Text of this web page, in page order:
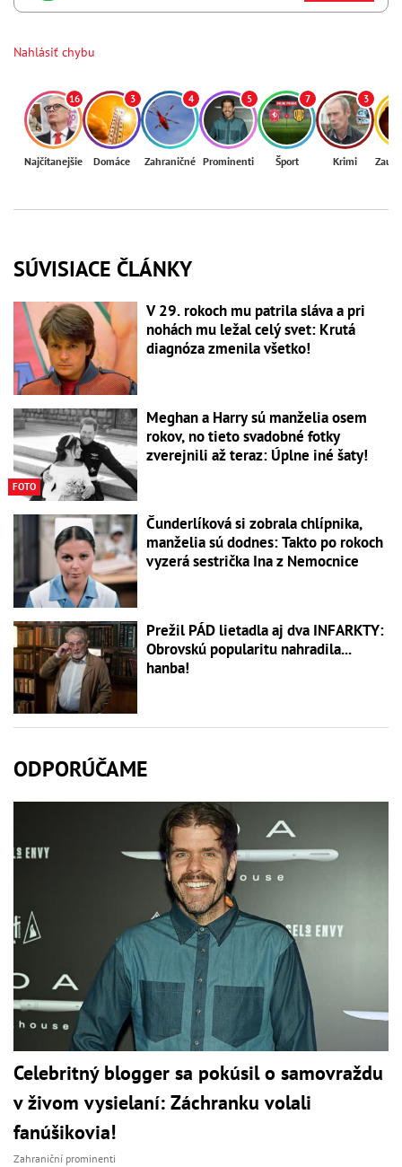
Nahlásiť chybu
16
Najčítanejšie
3
Domáce
4
Zahraničné
5
Prominenti
7
Šport
3
Krimi
SÚVISIACE ČLÁNKY
V 29. rokoch mu patrila sláva a pri
nohách mu ležal celý svet: Krutá
diagnóza zmenila všetko!
FOTO
Meghan a Harry sú manželia osem
rokov, no tieto svadobné fotky
zverejnili až teraz: Úplne iné šaty!
Čunderlíková si zobrala chlípnika,
manželia sú dodnes: Takto po rokoch
vyzerá sestrička Ina z Nemocnice
Prežil PÁD lietadla aj dva INFARKTY:
Obrovskú popularitu nahradila...
hanba!
ODPORÚČAME
Celebritný blogger sa pokúsil o samovraždu
v živom vysielaní: Záchranku volali
fanúšikovia!
Zahraniční prominenti